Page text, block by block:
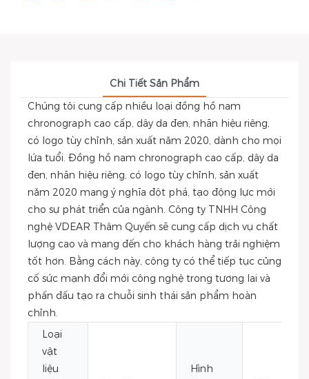
Chi Tiết Sản Phẩm
Chúng tôi cung cấp nhiều loại đồng hồ nam
chronograph cao cấp, dây da đen, nhãn hiệu riêng,
có logo tùy chỉnh, sản xuất năm 2020, dành cho mọi
lứa tuổi. Đồng hồ nam chronograph cao cấp, dây da
đen, nhãn hiệu riêng, có logo tùy chỉnh, sản xuất
năm 2020 mang ý nghĩa đột phá, tạo động lực mới
cho sự phát triển của ngành. Công ty TNHH Công
nghệ VDEAR Thâm Quyến sẽ cung cấp dịch vụ chất
lượng cao và mang đến cho khách hàng trải nghiệm
tốt hơn. Bằng cách này, công ty có thể tiếp tục củng
cố sức mạnh đổi mới công nghệ trong tương lai và
phấn đấu tạo ra chuỗi sinh thái sản phẩm hoàn
chỉnh.
Loại
vật
liệu
Hình